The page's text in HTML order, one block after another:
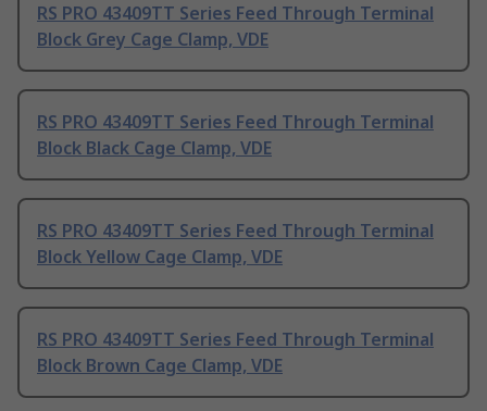
RS PRO 43409TT Series Feed Through Terminal
Block Grey Cage Clamp, VDE
RS PRO 43409TT Series Feed Through Terminal
Block Black Cage Clamp, VDE
RS PRO 43409TT Series Feed Through Terminal
Block Yellow Cage Clamp, VDE
RS PRO 43409TT Series Feed Through Terminal
Block Brown Cage Clamp, VDE